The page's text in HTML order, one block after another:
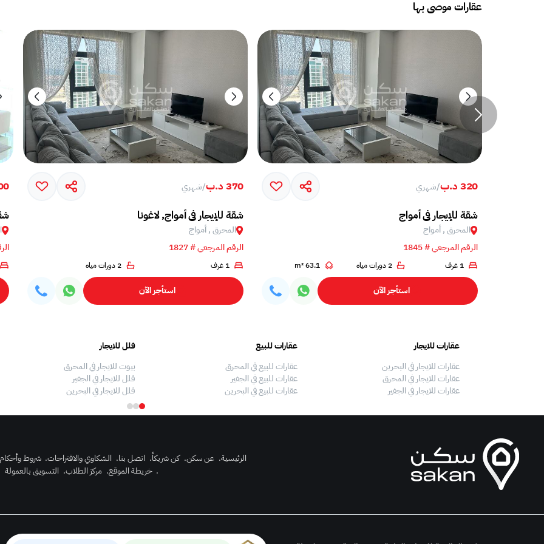
عقارات موصى بها
مع تراس ضخم في جزيرة أمواج
320 د.ب /شهري
شقة للإيجار في أمواج
المحرق , أمواج
الرقم المرجعي # 1845
1 غرف 2 دورات مياه 63.1 m²
استأجر الآن
370 د.ب /شهري
شقة للإيجار في أمواج, لاغونا
المحرق , أمواج
الرقم المرجعي # 1827
1 غرف 2 دورات مياه
استأجر الآن
عقارات للايجار
عقارات للايجار في البحرين
عقارات للايجار في المحرق
عقارات للايجار في الجفير
عقارات للبيع
عقارات للبيع في المحرق
عقارات للبيع في الجفير
عقارات للبيع في البحرين
فلل للايجار
بيوت للايجار في المحرق
فلل للايجار في الجفير
فلل للايجار في البحرين
الرئيسية. عن سكن. كن شريكاً. اتصل بنا. الشكاوي والاقتراحات. شروط
. خريطة الموقع. مركز الطلاب. التسويق بالعمولة